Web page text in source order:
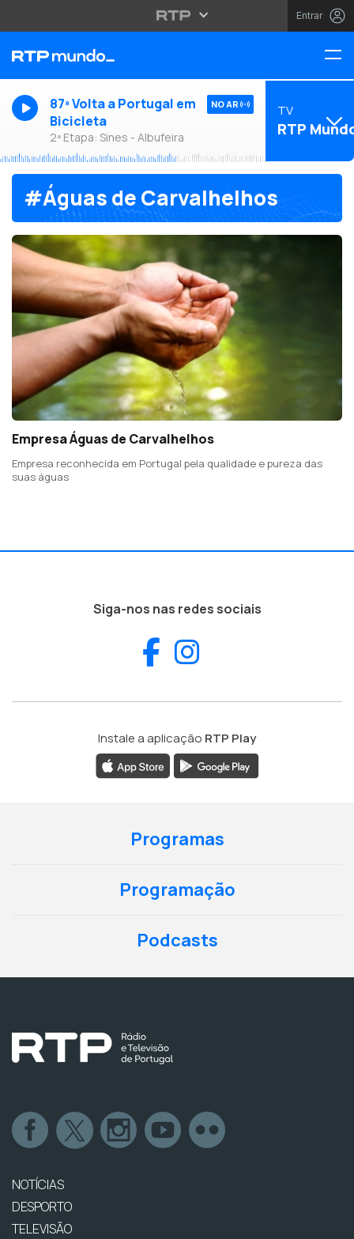
Entrar
87ª Volta a Portugal em
Bicicleta
2ª Etapa: Sines - Albufeira
NO AR TV
RTP
#Águas de Carvalhelhos
Empresa Águas de Carvalhelhos
Empresa reconhecida em Portugal pela qualidade e pureza das
suas águas
Siga-nos nas redes sociais
Facebook
Instale a aplicação RTP Play
Programas
Programação
Podcasts
NOTÍCIAS
DESPORTO
TELEVISÃO